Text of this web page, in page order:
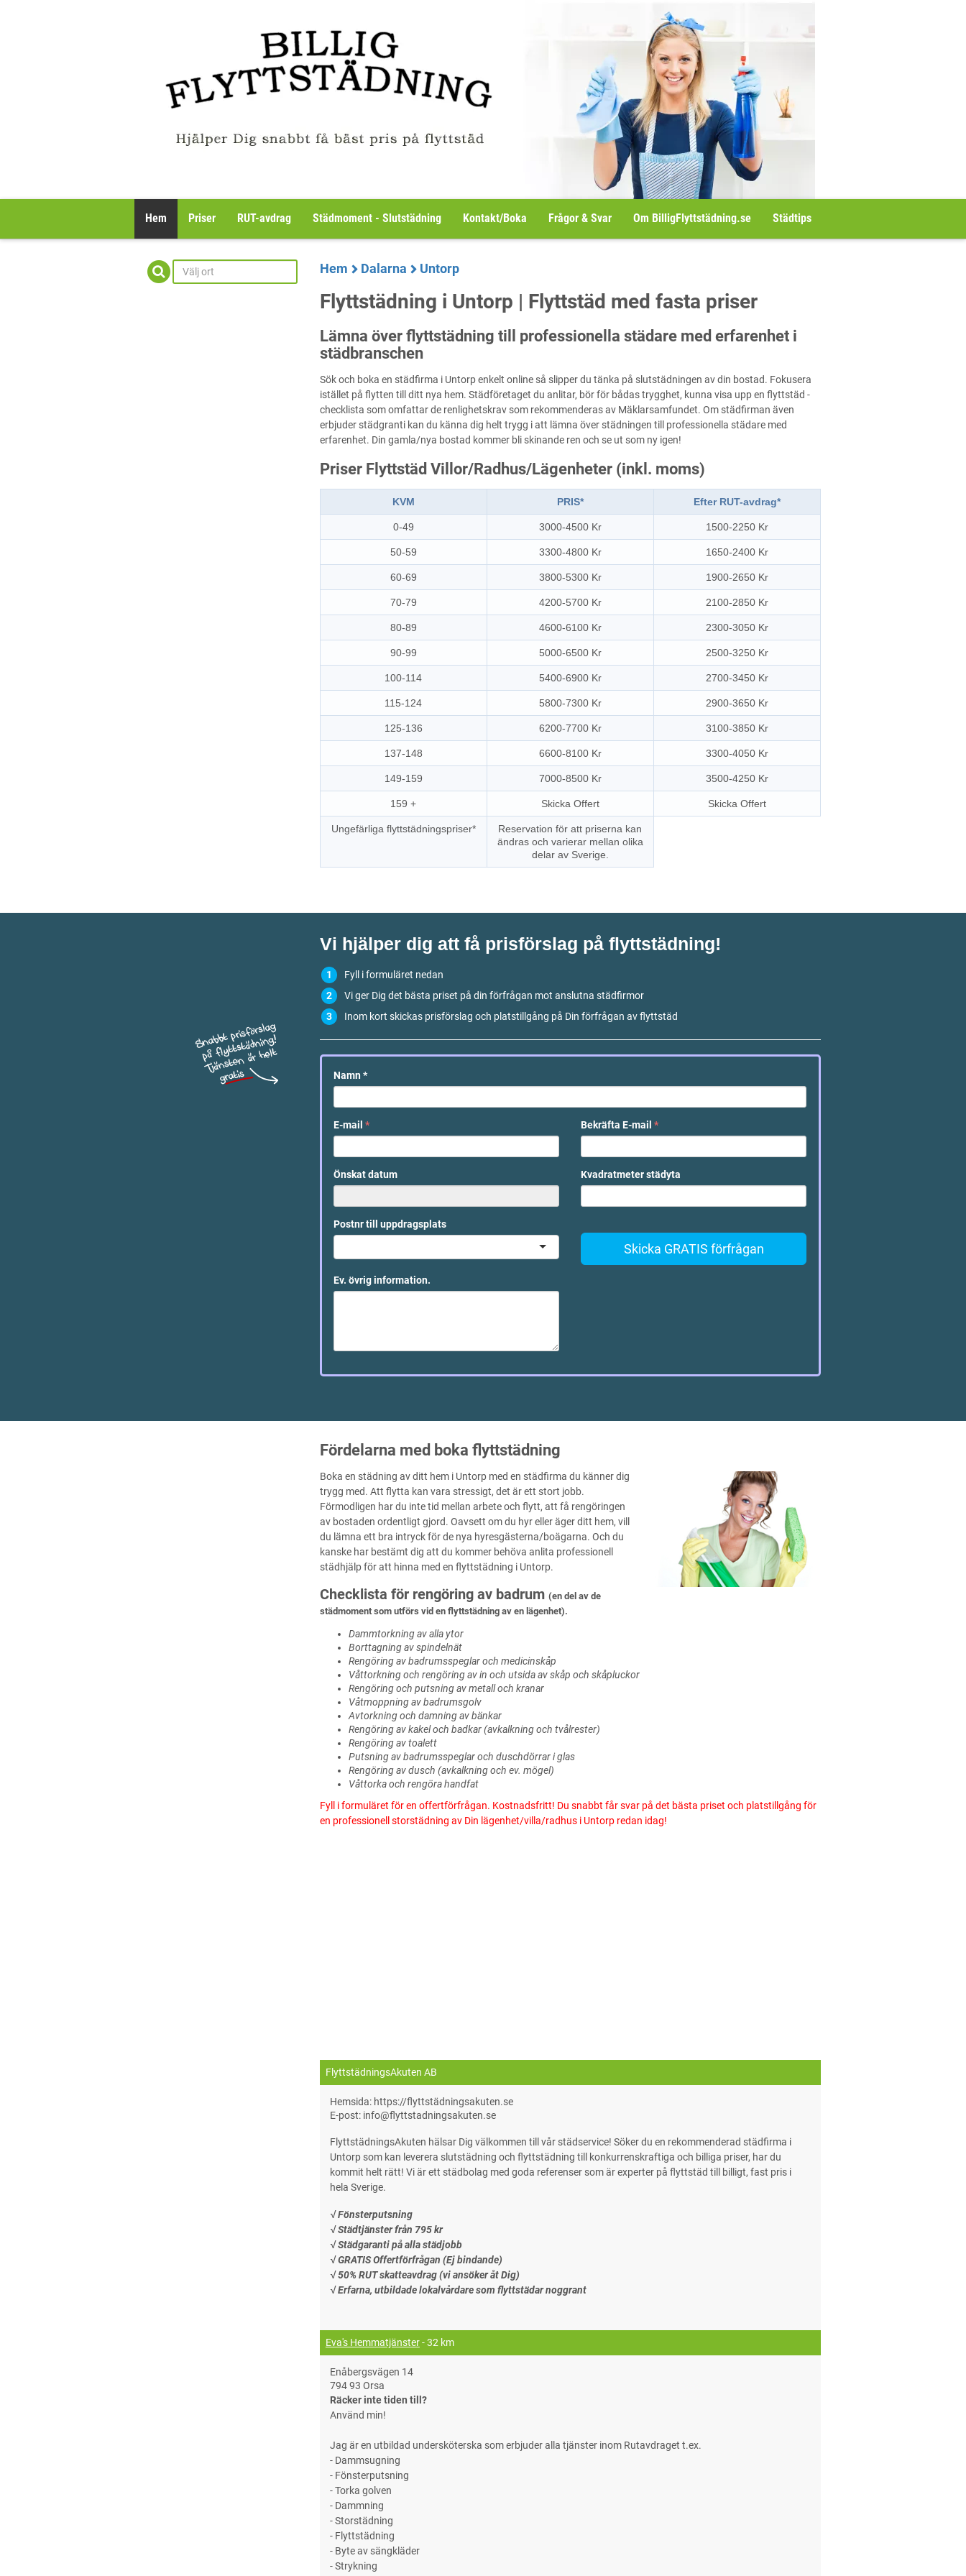
Hem Priser RUT-avdrag Städmoment - Slutstädning Kontakt/Boka Frågor & Svar Om BilligFlyttstädning.se Städtips
Hem Dalarna Untorp
Flyttstädning i Untorp | Flyttstäd med fasta priser
Lämna över flyttstädning till professionella städare med erfarenhet i
städbranschen
Sök och boka en städfirma i Untorp enkelt online så slipper du tänka på slutstädningen av din bostad. Fokusera
istället på flytten till ditt nya hem. Städföretaget du anlitar, bör för bådas trygghet, kunna visa upp en flyttstäd -
checklista som omfattar de renlighetskrav som rekommenderas av Mäklarsamfundet. Om städfirman även
erbjuder städgranti kan du känna dig helt trygg i att lämna över städningen till professionella städare med
erfarenhet. Din gamla/nya bostad kommer bli skinande ren och se ut som ny igen!
Priser Flyttstäd Villor/Radhus/Lägenheter (inkl. moms)
KVM PRIS* Efter RUT-avdrag*
0-49 3000-4500 Kr 1500-2250 Kr
50-59 3300-4800 Kr 1650-2400 Kr
60-69 3800-5300 Kr 1900-2650 Kr
70-79 4200-5700 Kr 2100-2850 Kr
80-89 4600-6100 Kr 2300-3050 Kr
90-99 5000-6500 Kr 2500-3250 Kr
100-114 5400-6900 Kr 2700-3450 Kr
115-124 5800-7300 Kr 2900-3650 Kr
125-136 6200-7700 Kr 3100-3850 Kr
137-148 6600-8100 Kr 3300-4050 Kr
149-159 7000-8500 Kr 3500-4250 Kr
159 + Skicka Offert Skicka Offert
Ungefärliga flyttstädningspriser*
Reservation för att priserna kan
ändras och varierar mellan olika
delar av Sverige.
Vi hjälper dig att få prisförslag på flyttstädning!
Fyll i formuläret nedan
Vi ger Dig det bästa priset på din förfrågan mot anslutna städfirmor
Inom kort skickas prisförslag och platstillgång på Din förfrågan av flyttstäd
Namn*
E-mail* Bekräfta E-mail*
Önskat datum
Postnr till uppdragsplats
Ev. övrig information.
Kvadratmeter städyta
Skicka GRATIS förfrågan
Fördelarna med boka flyttstädning
Boka en städning av ditt hem i Untorp med en städfirma du känner dig
trygg med. Att flytta kan vara stressigt, det är ett stort jobb.
Förmodligen har du inte tid mellan arbete och flytt, att få rengöringen
av bostaden ordentligt gjord. Oavsett om du hyr eller äger ditt hem, vill
du lämna ett bra intryck för de nya hyresgästerna/boägarna. Och du
kanske har bestämt dig att du kommer behöva anlita professionell
städhjälp för att hinna med en flyttstädning i Untorp.
Checklista för rengöring av badrum (en del av de
städmoment som utförs vid en flyttstädning av en lägenhet).
Dammtorkning av alla ytor
Borttagning av spindelnät
Rengöring av badrumsspeglar och medicinskåp
Våttorkning och rengöring av in och utsida av skåp och skåpluckor
Rengöring och putsning av metall och kranar
Våtmoppning av badrumsgolv
Avtorkning och damning av bänkar
Rengöring av kakel och badkar (avkalkning och tvålrester)
Rengöring av toalett
Putsning av badrumsspeglar och duschdörrar i glas
Rengöring av dusch (avkalkning och ev. mögel)
Våttorka och rengöra handfat
Fyll i formuläret för en offertförfrågan. Kostnadsfritt! Du snabbt får svar på det bästa priset och platstillgång för
en professionell storstädning av Din lägenhet/villa/radhus i Untorp redan idag!
FlyttstädningsAkuten AB
Hemsida: https://flyttstädningsakuten.se
E-post: info@flyttstadningsakuten.se
FlyttstädningsAkuten hälsar Dig välkommen till vår städservice! Söker du en rekommenderad städfirma i
Untorp som kan leverera slutstädning och flyttstädning till konkurrenskraftiga och billiga priser, har du
kommit helt rätt! Vi är ett städbolag med goda referenser som är experter på flyttstäd till billigt, fast pris i
hela Sverige.
√ Fönsterputsning
√ Städtjänster från 795 kr
√ Städgaranti på alla städjobb
√ GRATIS Offertförfrågan (Ej bindande)
√ 50% RUT skatteavdrag (vi ansöker åt Dig)
√ Erfarna, utbildade lokalvårdare som flyttstädar noggrant
Eva's Hemmatjänster- 32 km
Enåbergsvägen 14
794 93 Orsa
Räcker inte tiden till?
Använd min!
Jag är en utbildad undersköterska som erbjuder alla tjänster inom Rutavdraget t.ex.
- Dammsugning
- Fönsterputsning
- Torka golven
- Dammning
- Storstädning
- Flyttstädning
- Byte av sängkläder
- Strykning